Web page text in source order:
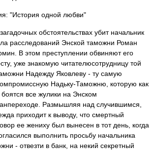
"История одной любви"
обстоятельствах убит начальник
расследований Энской таможни Роман
В этом преступлении обвиняют его
уже знакомую читателюсотрудницу той
Надежду Яковлеву - ту самую
Надьку-Таможню, которую как
боятся все жулики на Энском
Размышляя над случившимся,
приходит к выводу, что смертный
ее жениху был вынесен в тот день, когда
выполнить просьбу начальника
- отвезти в банк, на некий секретный